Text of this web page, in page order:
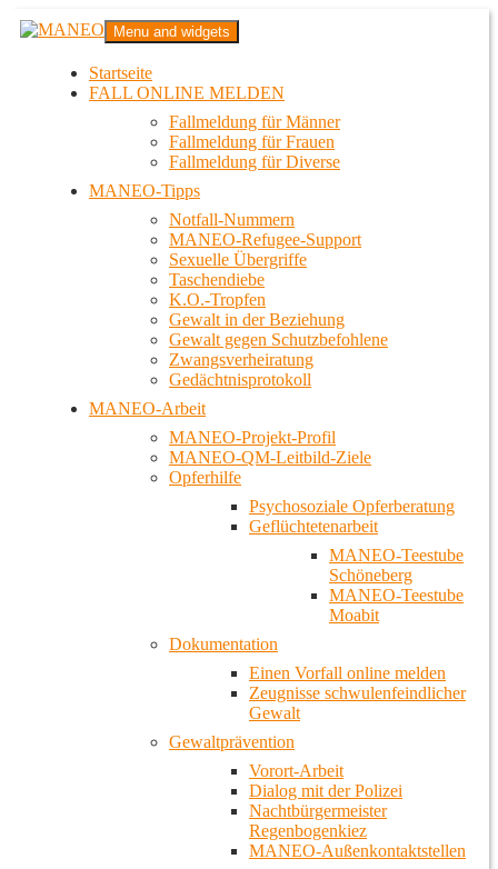
Zum
InhaltMANEO
Das schwule Anti-Gewalt-Projekt in Berlin
Menu and widgets
Startseite
FALL ONLINE MELDEN
Fallmeldung für Männer
Fallmeldung für Frauen
Fallmeldung für Diverse
MANEO-Tipps
Notfall-Nummern
MANEO-Refugee-Support
Sexuelle Übergriffe
Taschendiebe
K.O.-Tropfen
Gewalt in der Beziehung
Gewalt gegen Schutzbefohlene
Zwangsverheiratung
Gedächtnisprotokoll
MANEO-Arbeit
MANEO-Projekt-Profil
MANEO-QM-Leitbild-Ziele
Opferhilfe
Psychosoziale Opferberatung
Geflüchtetenarbeit
MANEO-Teestube
Schöneberg
MANEO-Teestube
Moabit
Dokumentation
Einen Vorfall online melden
Zeugnisse schwulenfeindlicher
Gewalt
Gewaltprävention
Vorort-Arbeit
Dialog mit der Polizei
Nachtbürgermeister
Regenbogenkiez
MANEO-Außenkontaktstellen